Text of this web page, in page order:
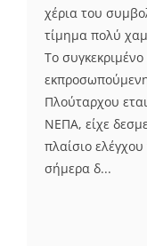
χέρια του
τίμημα πολύ
Το
Πλούταρχου
ΝΕΠΑ, είχε
πλαίσιο
σήμερα δ...